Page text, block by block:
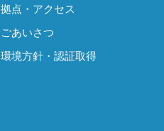
拠点・アクセス
ごあいさつ
環境方針・認証取得